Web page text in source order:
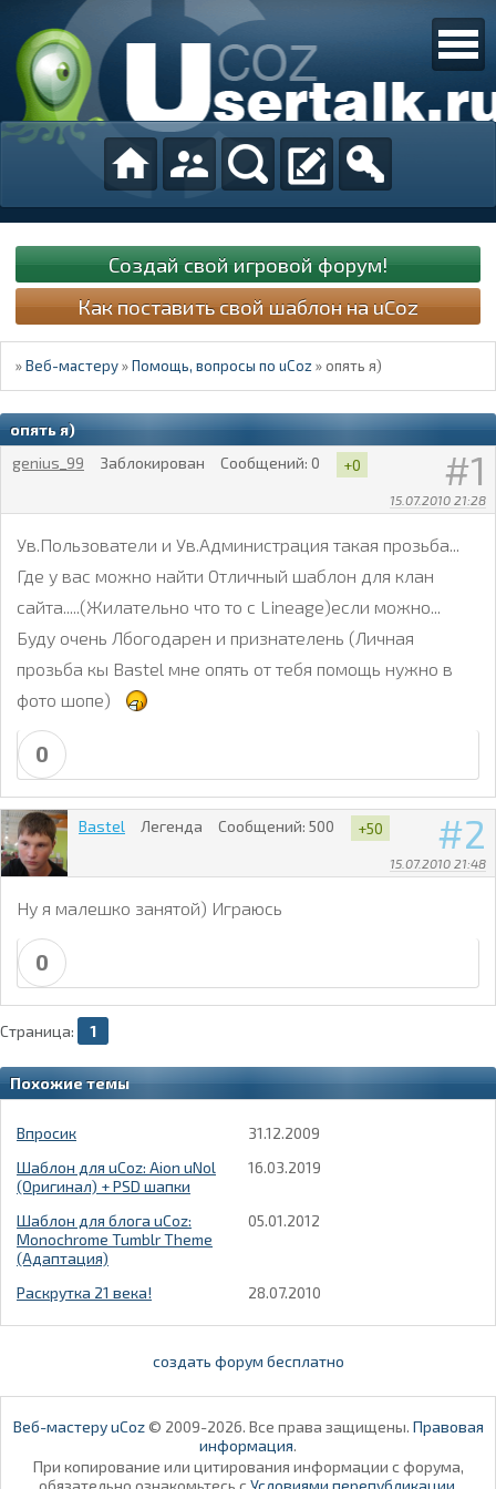
Создай свой игровой форум!
Как поставить свой шаблон на uCoz
»Веб-мастеру »Помощь, вопросы по uCoz »опять я)
опять я)
1
15.07.2010 21:28
genius_99 Заблокирован Сообщений: 0 +0
Ув.Пользователи и Ув.Администрация такая прозьба...
Где у вас можно найти Отличный шаблон для клан
сайта.....(Жилательно что то с Lineage)если можно...
Буду очень Лбогодарен и признателень (Личная
прозьба кы Bastel мне опять от тебя помощь нужно в
фото шопе)
0
2
15.07.2010 21:48
Bastel Легенда Сообщений: 500 +50
Ну я малешко занятой) Играюсь
0
Страница: 1
Похожие темы
Впросик
31.12.2009
Шаблон для uCoz: Aion uNol
(Оригинал) + PSD шапки
16.03.2019
Шаблон для блога uCoz:
Monochrome Tumblr Theme
(Адаптация)
05.01.2012
Раскрутка 21 века! 28.07.2010
создать форум бесплатно
Веб-мастеру uCoz© 2009-2026. Все права защищены. Правовая
информация.
При копирование или цитирования информации с форума,